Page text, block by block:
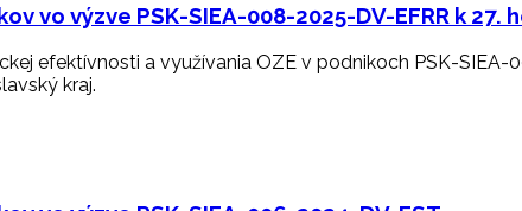
vo výzve PSK-SIEA-008-2025-DV-EFRR k 27.
efektívnosti a využívania OZE v podnikoch PSK-
kraj.